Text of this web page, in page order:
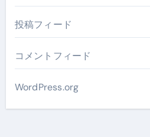
投稿フィード
コメントフィード
WordPress.org